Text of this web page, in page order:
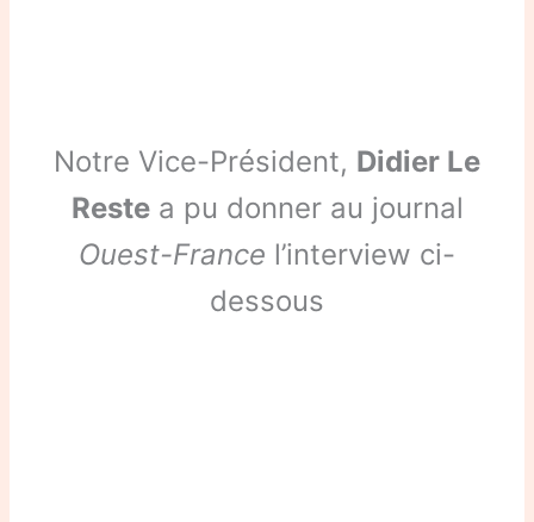
Notre Vice-Président, Didier Le
Restea pu donner au journal
Ouest-France l’interview ci-
dessous